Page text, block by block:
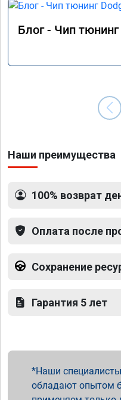
Блог - Чип
Наши преимущества
100% возврат
Оплата после
Сохранение
Гарантия 5 лет
Наши
обладают опытом